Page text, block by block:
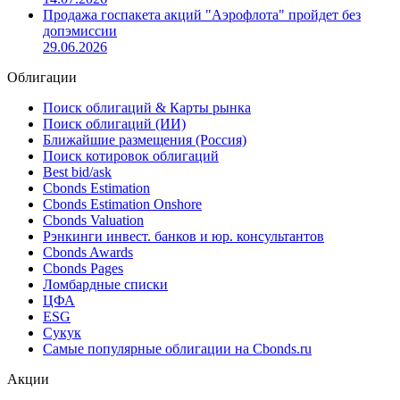
Продажа госпакета акций "Аэрофлота" пройдет без
допэмиссии
29.06.2026
Облигации
Поиск облигаций & Карты рынка
Поиск облигаций (ИИ)
Ближайшие размещения (Россия)
Поиск котировок облигаций
Best bid/ask
Cbonds Estimation
Cbonds Estimation Onshore
Cbonds Valuation
Рэнкинги инвест. банков и юр. консультантов
Cbonds Awards
Cbonds Pages
Ломбардные списки
ЦФА
ESG
Сукук
Самые популярные облигации на Cbonds.ru
Акции